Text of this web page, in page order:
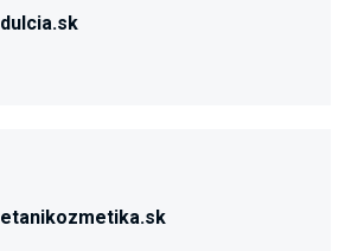
dulcia.sk
etanikozmetika.sk